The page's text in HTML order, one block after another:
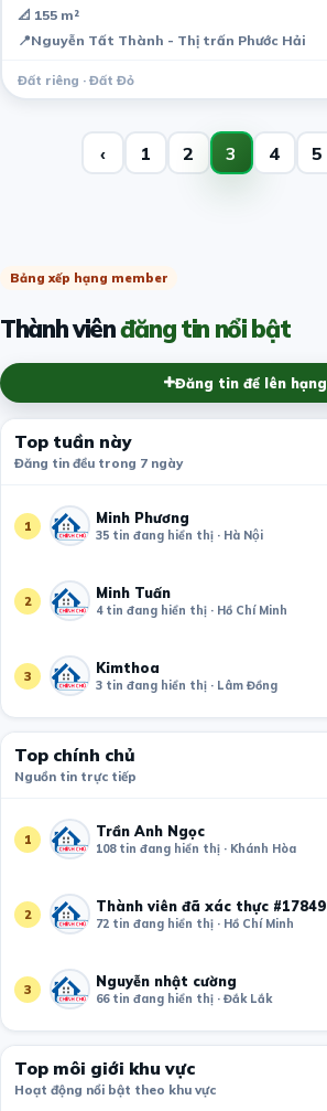
📐 155 m²
📍Nguyễn Tất Thành - Thị trấn Phước Hải
Đất riêng · Đất Đỏ
‹ 1 2 3 4 5
Bảng xếp hạng member
Thành viênđăng tin nổi bật
Đăng tin để lên hạng
Top tuần này
Đăng tin đều trong 7 ngày
1 Minh Phương
35 tin đang hiển thị · Hà Nội
2 Minh Tuấn
4 tin đang hiển thị · Hồ Chí Minh
3 Kimthoa
3 tin đang hiển thị · Lâm Đồng
Top chính chủ
Nguồn tin trực tiếp
1 Trần Anh Ngọc
108 tin đang hiển thị · Khánh Hòa
2 Thành viên đã xác thực #17849
72 tin đang hiển thị · Hồ Chí Minh
3 Nguyễn nhật cường
66 tin đang hiển thị · Đắk Lắk
Top môi giới khu vực
Hoạt động nổi bật theo khu vực